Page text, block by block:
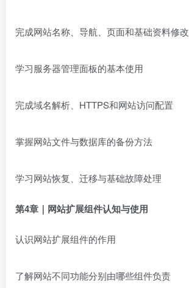
完成网站名称、导航、页面和基础资料修改
学习服务器管理面板的基本使用
完成域名解析、HTTPS和网站访问配置
掌握网站文件与数据库的备份方法
学习网站恢复、迁移与基础故障处理
第4章｜网站扩展组件认知与使用
认识网站扩展组件的作用
了解网站不同功能分别由哪些组件负责